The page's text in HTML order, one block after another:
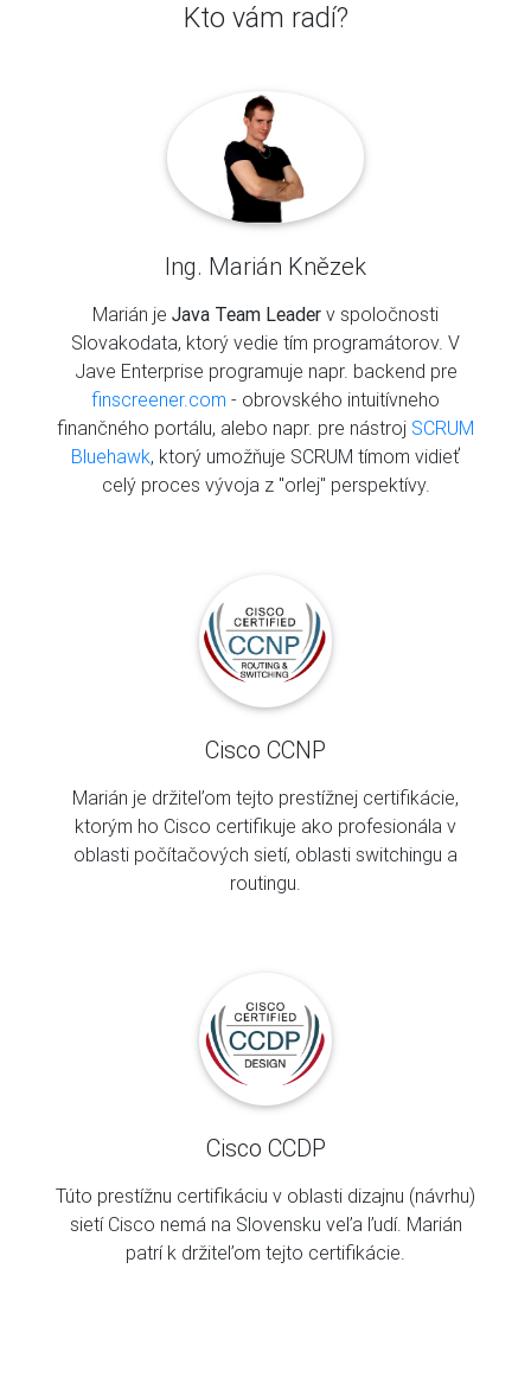
Kto vám radí?
Ing. Marián Knězek
Marián je Java Team Leader v spoločnosti
Slovakodata, ktorý vedie tím programátorov. V
Jave Enterprise programuje napr. backend pre
finscreener.com - obrovského intuitívneho
finančného portálu, alebo napr. pre nástroj SCRUM
Bluehawk, ktorý umožňuje SCRUM tímom vidieť
celý proces vývoja z "orlej" perspektívy.
Cisco CCNP
Marián je držiteľom tejto prestížnej certifikácie,
ktorým ho Cisco certifikuje ako profesionála v
oblasti počítačových sietí, oblasti switchingu a
routingu.
Cisco CCDP
Túto prestížnu certifikáciu v oblasti dizajnu (návrhu)
sietí Cisco nemá na Slovensku veľa ľudí. Marián
patrí k držiteľom tejto certifikácie.